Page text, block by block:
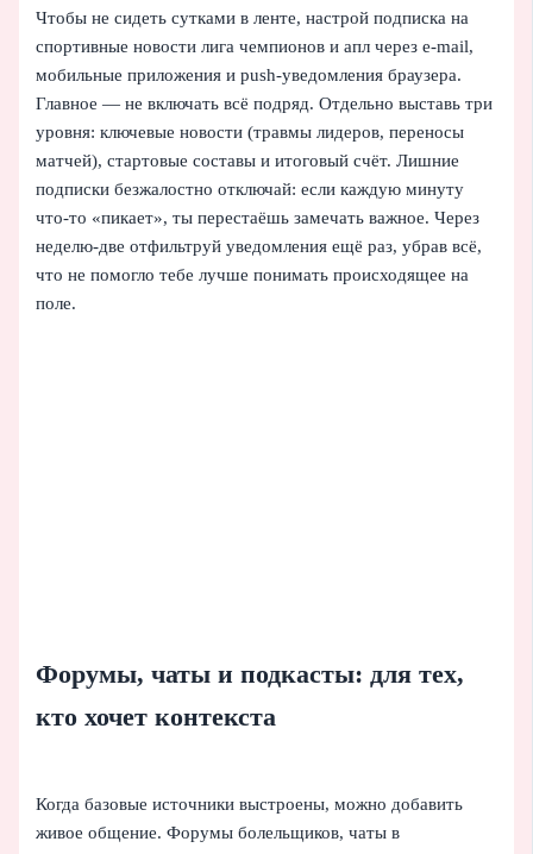
Чтобы не сидеть сутками в ленте, настрой подписка на
спортивные новости лига чемпионов и апл через e‑mail,
мобильные приложения и push‑уведомления браузера.
Главное — не включать всё подряд. Отдельно выставь три
уровня: ключевые новости (травмы лидеров, переносы
матчей), стартовые составы и итоговый счёт. Лишние
подписки безжалостно отключай: если каждую минуту
что‑то «пикает», ты перестаёшь замечать важное. Через
неделю‑две отфильтруй уведомления ещё раз, убрав всё,
что не помогло тебе лучше понимать происходящее на
поле.
Форумы, чаты и подкасты: для тех,
кто хочет контекста
Когда базовые источники выстроены, можно добавить
живое общение. Форумы болельщиков, чаты в